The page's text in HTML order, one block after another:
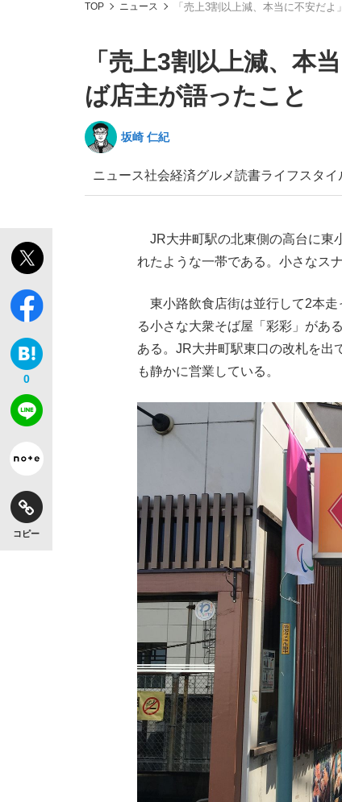
《VIVANT》頼れる相棒・ドラムが認
私のあのとき、私のいま
キングの誕生を、目撃せよ。
TOP ニュース 「売上3割以上減、本当に不安だ
「売上3割以上減、本
ば店主が語ったこと
坂崎 仁紀
ニュース社会経済グルメ読書ライフスタイ
0
コピー
JR大井町駅の北東側の高台に東
れたような一帯である。小さなス
東小路飲食店街は並行して2本走
る小さな大衆そば屋「彩彩」があ
ある。JR大井町駅東口の改札を出
も静かに営業している。